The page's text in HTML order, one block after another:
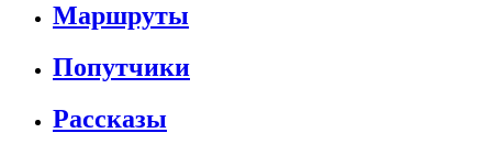
Маршруты
Попутчики
Рассказы